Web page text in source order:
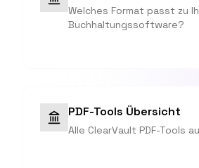
Welches Format passt zu
Buchhaltungssoftware?
PDF-Tools Übersicht
Alle ClearVault PDF-Tools